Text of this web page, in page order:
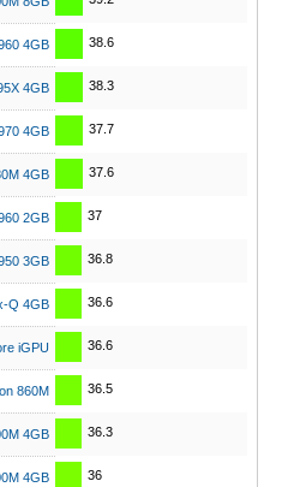
4GB 38.6
4GB 38.3
4GB 37.7
4GB 37.6
2GB 37
3GB 36.8
Q 4GB 36.6
iGPU 36.6
860M 36.5
4GB 36.3
4GB 36